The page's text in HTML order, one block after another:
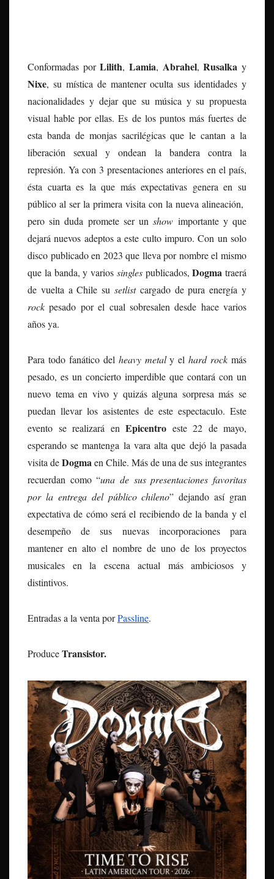
Conformadas porLilith,Lamia, Abrahel,Rusalka y
Nixe, su mística de mantener oculta sus identidades y
nacionalidades y dejar que su música y su propuesta
visual hable por ellas. Es de los puntos más fuertes de
esta banda de monjas sacrilégicas que le cantan a la
liberación sexual y ondean la bandera contra la
represión. Ya con 3 presentaciones anteriores en el país,
ésta cuarta es la que más expectativas genera en su
público al ser la primera visita con la nueva alineación,
pero sin duda promete ser unshow importante y que
dejará nuevos adeptos a este culto impuro. Con un solo
disco publicado en 2023 que lleva por nombre el mismo
que la banda, y varios singlespublicados,Dogma traerá
de vuelta a Chile su setlist cargado de pura energía y
rock pesado por el cual sobresalen desde hace varios
años ya.
Para todo fanático del heavy metaly elhard rock más
pesado, es un concierto imperdible que contará con un
nuevo tema en vivo y quizás alguna sorpresa más se
puedan llevar los asistentes de este espectaculo. Este
evento se realizará en Epicentro este 22 de mayo,
esperando se mantenga la vara alta que dejó la pasada
visita deDogmaen Chile. Más de una de sus integrantes
recuerdan como “una de sus presentaciones favoritas
por la entrega del público chileno” dejando así gran
expectativa de cómo será el recibiendo de la banda y el
desempeño de sus nuevas incorporaciones para
mantener en alto el nombre de uno de los proyectos
musicales en la escena actual más ambiciosos y
distintivos.
Entradas a la venta porPassline.
ProduceTransistor.